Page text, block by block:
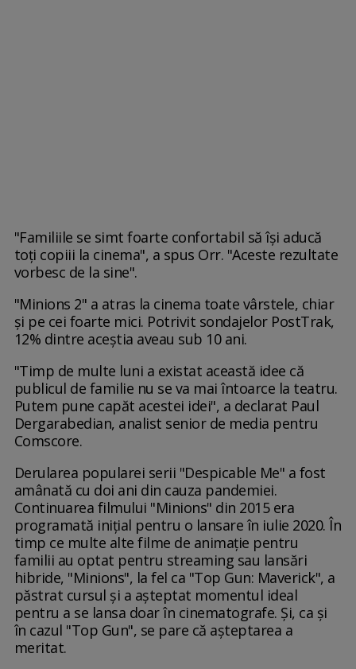
"Familiile se simt foarte confortabil să își aducă
toți copiii la cinema", a spus Orr. "Aceste rezultate
vorbesc de la sine".
"Minions 2" a atras la cinema toate vârstele, chiar
și pe cei foarte mici. Potrivit sondajelor PostTrak,
12% dintre aceștia aveau sub 10 ani.
"Timp de multe luni a existat această idee că
publicul de familie nu se va mai întoarce la teatru.
Putem pune capăt acestei idei", a declarat Paul
Dergarabedian, analist senior de media pentru
Comscore.
Derularea popularei serii "Despicable Me" a fost
amânată cu doi ani din cauza pandemiei.
Continuarea filmului "Minions" din 2015 era
programată inițial pentru o lansare în iulie 2020. În
timp ce multe alte filme de animație pentru
familii au optat pentru streaming sau lansări
hibride, "Minions", la fel ca "Top Gun: Maverick", a
păstrat cursul și a așteptat momentul ideal
pentru a se lansa doar în cinematografe. Și, ca și
în cazul "Top Gun", se pare că așteptarea a
meritat.